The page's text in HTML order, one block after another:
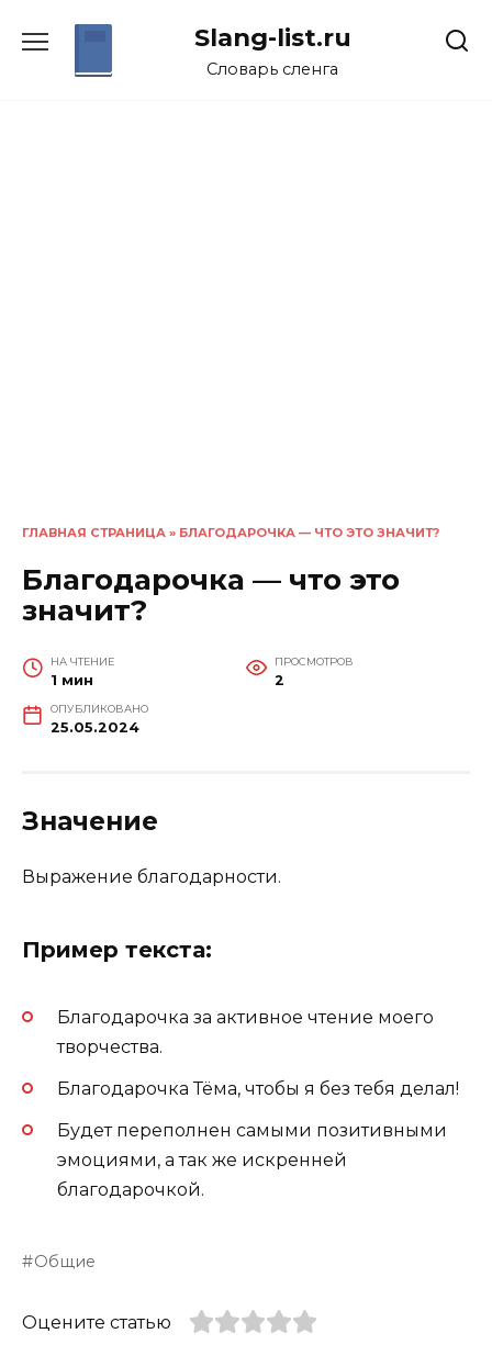
Slang-list.ru
Словарь сленга
ГЛАВНАЯ СТРАНИЦА » БЛАГОДАРОЧКА — ЧТО ЭТО ЗНАЧИТ?
Благодарочка — что это
значит?
НА ЧТЕНИЕ
1 мин
ПРОСМОТРОВ
2
ОПУБЛИКОВАНО
25.05.2024
Значение
Выражение благодарности.
Пример текста:
Благодарочка за активное чтение моего
творчества.
Благодарочка Тёма, чтобы я без тебя делал!
Будет переполнен самыми позитивными
эмоциями, а так же искренней
благодарочкой.
Общие
Оцените статью